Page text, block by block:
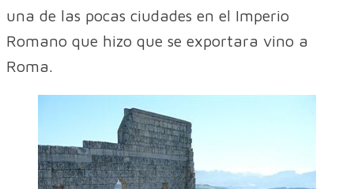
una de las pocas ciudades en el Imperio
Romano que hizo que se exportara vino a
Roma.